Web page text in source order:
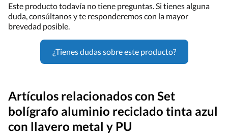
Este producto todavía no tiene preguntas. Si tienes alguna
duda, consúltanos y te responderemos con la mayor
brevedad posible.
¿Tienes dudas sobre este producto?
Artículos relacionados con Set
bolígrafo aluminio reciclado tinta azul
con llavero metal y PU